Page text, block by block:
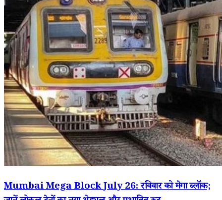
Mumbai Mega Block July 26: रविवार को मेगा ब्लॉक;